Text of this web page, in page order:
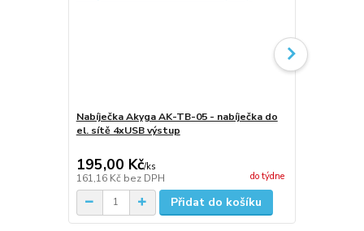
Nabíječka Akyga AK-TB-05 - nabíječka do
el. sítě 4xUSB výstup
195,00 Kč/ks
161,16 Kč bez DPH do týdne
Přidat do košíku